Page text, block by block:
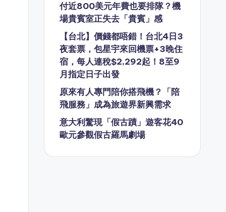
付近800美元年費也要排隊？機
場貴賓室正失去「貴賓」感
【台北】價錢都唔錯！台北4日3
夜套票，包星宇來回機票+3晚住
宿，每人連稅$2,292起！8至9
月指定日子出發
原來有人專門陪你搭飛機？「陪
飛服務」成為旅遊界新興需求
意大利驚現「假古蹟」遊客花40
歐元參觀假古羅馬劇場